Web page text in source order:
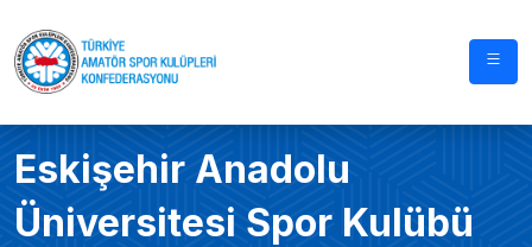
Eskişehir Anadolu
Üniversitesi Spor Kulübü